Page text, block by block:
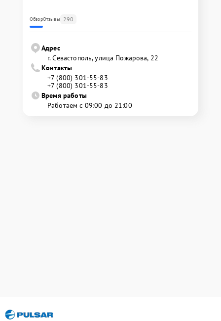
ОбзорОтзывы 290
Адрес
г. Севастополь, улица Пожарова, 22
Контакты
+7 (800) 301-55-83
+7 (800) 301-55-83
Время работы
Работаем с 09:00 до 21:00